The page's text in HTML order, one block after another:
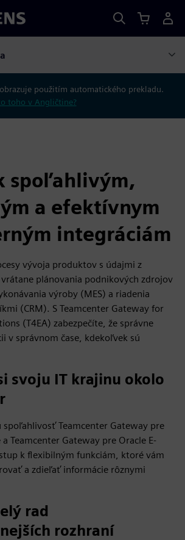
použitím automatického prekladu.
toho v Angličtine?
spoľahlivým,
a efektívnym
integráciám
vývoja produktov s údajmi z
plánovania podnikových zdrojov
výroby (MES) a riadenia
(CRM). S Teamcenter Gateway for
(T4EA) zabezpečíte, že správne
v správnom čase, kdekoľvek sú
svoju IT krajinu okolo
spoľahlivosť Teamcenter Gateway pre
a Teamcenter Gateway pre Oracle E-
k flexibilným funkciám, ktoré vám
a zdieľať informácie rôznymi
rad
rozhraní